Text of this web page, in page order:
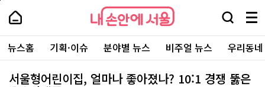
본
로
가
내
손
안
에
서
울
-
내
손
에
울
검
창
열
기
메
뉴
전
체
보
주
요
서
뉴스홈 기획·이슈 분야별 뉴스 비주얼 뉴스 우리동
서울형어린이집, 얼마나 좋아졌나? 10:1 경쟁 뚫은
페
상
단
로